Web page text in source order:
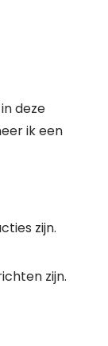
deze
ik een
zijn.
zijn.